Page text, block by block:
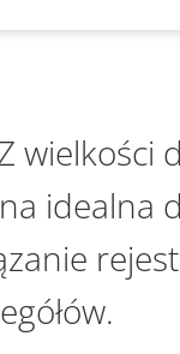
wielkości
idealna